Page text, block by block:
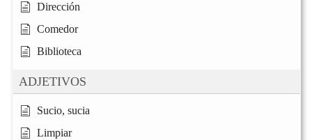
Dirección
Comedor
Biblioteca
ADJETIVOS
Sucio, sucia
Limpiar